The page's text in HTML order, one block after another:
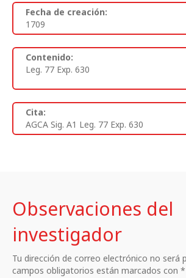
Fecha de creación:
1709
Contenido:
Leg. 77 Exp. 630
Cita:
AGCA Sig. A1 Leg. 77 Exp. 630
Observaciones del
investigador
Tu dirección de correo electrónico no será
campos obligatorios están marcados con *